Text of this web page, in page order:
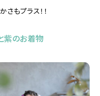
さもプラス！！
のお着物